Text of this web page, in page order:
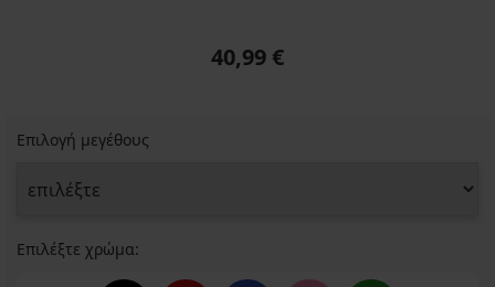
40,99 €
Επιλογή μεγέθους
Επιλέξτε χρώμα: